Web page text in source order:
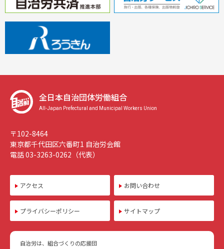
全日本自治団体労働組合
All-Japan Prefectural and Municipal Workers Union
〒102-8464
東京都千代田区六番町1 自治労会館
電話 03-3263-0262（代表）
アクセス お問い合わせ
プライバシーポリシー サイトマップ
自治労は、組合づくりの応援団